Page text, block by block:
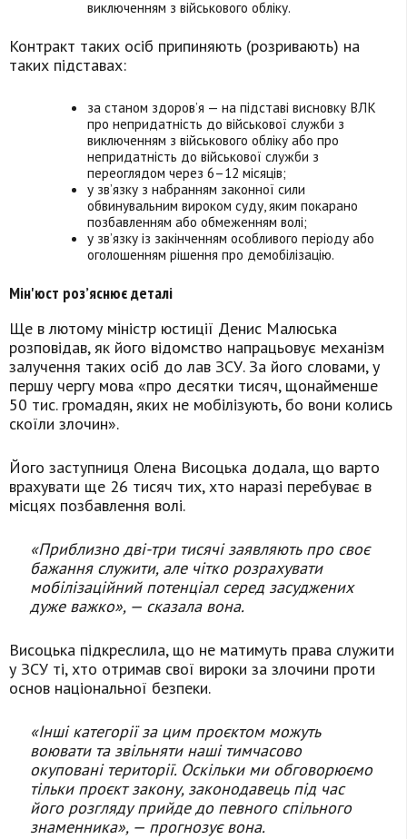
виключенням з військового обліку.
Контракт таких осіб припиняють (розривають) на
таких підставах:
за станом здоров’я — на підставі висновку ВЛК
про непридатність до військової служби з
виключенням з військового обліку або про
непридатність до військової служби з
переоглядом через 6–12 місяців;
у зв’язку з набранням законної сили
обвинувальним вироком суду, яким покарано
позбавленням або обмеженням волі;
у зв’язку із закінченням особливого періоду або
оголошенням рішення про демобілізацію.
Мін'юст роз’яснює деталі
Ще в лютому міністр юстиції Денис Малюська
розповідав, як його відомство напрацьовує механізм
залучення таких осіб до лав ЗСУ. За його словами, у
першу чергу мова «про десятки тисяч, щонайменше
50 тис. громадян, яких не мобілізують, бо вони колись
скоїли злочин».
Його заступниця Олена Висоцька додала, що варто
врахувати ще 26 тисяч тих, хто наразі перебуває в
місцях позбавлення волі.
«Приблизно дві-три тисячі заявляють про своє
бажання служити, але чітко розрахувати
мобілізаційний потенціал серед засуджених
дуже важко», — сказала вона.
Висоцька підкреслила, що не матимуть права служити
у ЗСУ ті, хто отримав свої вироки за злочини проти
основ національної безпеки.
«Інші категорії за цим проєктом можуть
воювати та звільняти наші тимчасово
окуповані території. Оскільки ми обговорюємо
тільки проєкт закону, законодавець під час
його розгляду прийде до певного спільного
знаменника», — прогнозує вона.